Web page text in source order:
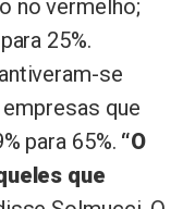
no vermelho;
25%.
se
que
para 65%. “O
que